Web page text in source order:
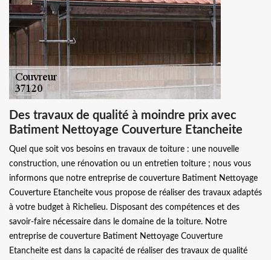
Des travaux de qualité à moindre prix avec
Batiment Nettoyage Couverture Etancheite
Quel que soit vos besoins en travaux de toiture : une nouvelle
construction, une rénovation ou un entretien toiture ; nous vous
informons que notre entreprise de couverture Batiment Nettoyage
Couverture Etancheite vous propose de réaliser des travaux adaptés
à votre budget à Richelieu. Disposant des compétences et des
savoir-faire nécessaire dans le domaine de la toiture. Notre
entreprise de couverture Batiment Nettoyage Couverture
Etancheite est dans la capacité de réaliser des travaux de qualité